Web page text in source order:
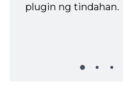
plugin ng tindahan.